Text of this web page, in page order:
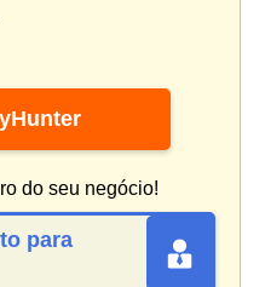
do seu negócio!
para